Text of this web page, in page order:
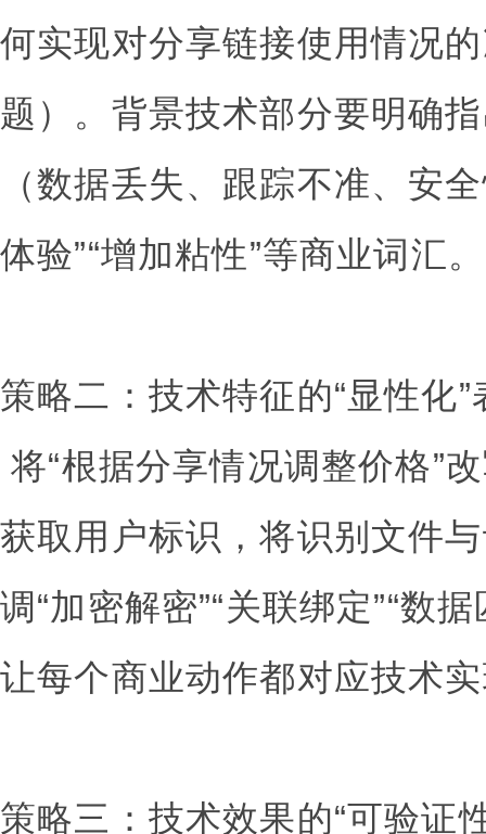
何实现对分享链接使用情况
题）。背景技术部分要明确
（数据丢失、跟踪不准、安
体验”“增加粘性”等商业词汇。
策略二：技术特征的“显性化”
将“根据分享情况调整价格”
获取用户标识，将识别文件
调“加密解密”“关联绑定”“数
让每个商业动作都对应技术
策略三：技术效果的“可验证